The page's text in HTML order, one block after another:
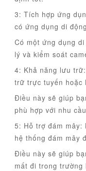
3: Tích hợp ứng
có ứng dụng di
Có một ứng dụng
lý và kiểm soát
4: Khả năng lưu
trữ trực tuyến hoặc
Điều này sẽ giúp
phù hợp với nhu
5: Hỗ trợ đám
hệ thống đám mây
Điều này sẽ giúp
mất đi trong trường